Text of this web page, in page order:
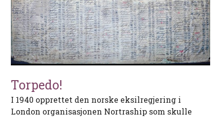
Torpedo!
I 1940 opprettet den norske eksilregjering i
London organisasjonen Nortraship som skulle